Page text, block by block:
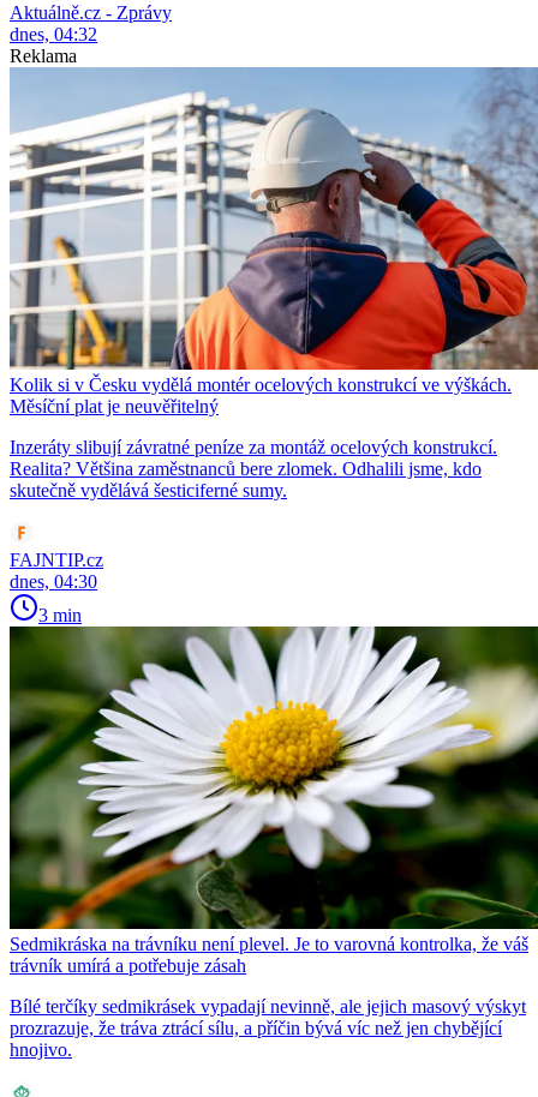
Aktuálně.cz - Zprávy
dnes, 04:32
Reklama
Kolik si v Česku vydělá montér ocelových konstrukcí ve výškách.
Měsíční plat je neuvěřitelný
Inzeráty slibují závratné peníze za montáž ocelových konstrukcí.
Realita? Většina zaměstnanců bere zlomek. Odhalili jsme, kdo
skutečně vydělává šesticiferné sumy.
FAJNTIP.cz
dnes, 04:30
3 min
Sedmikráska na trávníku není plevel. Je to varovná kontrolka, že váš
trávník umírá a potřebuje zásah
Bílé terčíky sedmikrásek vypadají nevinně, ale jejich masový výskyt
prozrazuje, že tráva ztrácí sílu, a příčin bývá víc než jen chybějící
hnojivo.